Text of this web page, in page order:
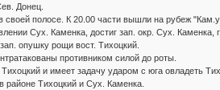
Донец.
своей полосе. К 20.00 части вышли на рубеж
Сух. Каменка, достиг зап. окр. Сух. Каменка,
опушку рощи вост. Тихоцкий.
противником силой до роты.
и имеет задачу ударом с юга овладеть
районе Тихоцкий и Сух. Каменка.